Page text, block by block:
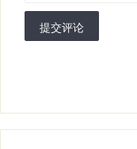
提交评论